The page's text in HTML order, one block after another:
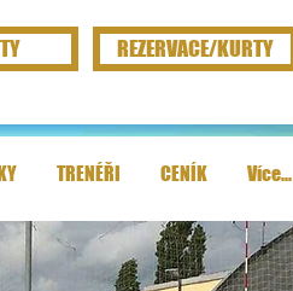
REZERVACE/KURTY
TRENÉŘI CENÍK Více...